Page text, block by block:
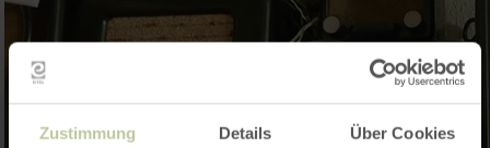
Zustimmung Details Über Cookies